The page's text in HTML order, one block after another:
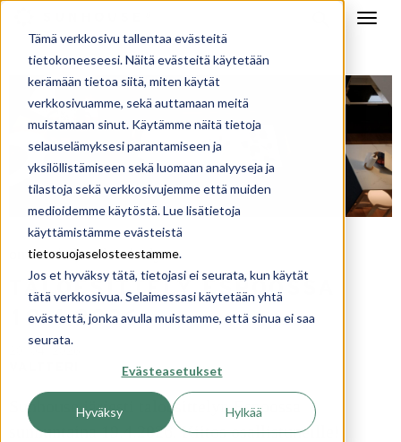
Tämä verkkosivu tallentaa evästeitä
tietokoneeseesi. Näitä evästeitä käytetään
kerämään tietoa siitä, miten käytät
verkkosivuamme, sekä auttamaan meitä
muistamaan sinut. Käytämme näitä tietoja
selauselämyksesi parantamiseen ja
yksilöllistämiseen sekä luomaan analyyseja ja
tilastoja sekä verkkosivujemme että muiden
medioidemme käytöstä. Lue lisätietoja
käyttämistämme evästeistä
tietosuojaselosteestamme.
Jos et hyväksy tätä, tietojasi ei seurata, kun käytät
tätä verkkosivua. Selaimessasi käytetään yhtä
evästettä, jonka avulla muistamme, että sinua ei saa
seurata.
Evästeasetukset
Hyväksy Hylkää
omakotitalo,taloesittelyt
TALOESITTELY ESPOOSSA
19.4.2026
Sunhouse järjesti taloesittelyn Espoossa
sunnuntaina 19.4.2026. Kiitos osallistuneille!